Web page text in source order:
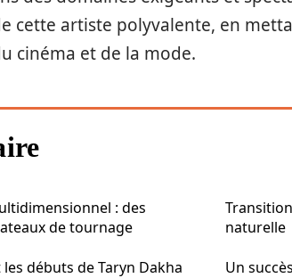
cette artiste polyvalente, en
cinéma et de la mode.
: des
de tournage
débuts de Taryn Dakha
naturelle
Un